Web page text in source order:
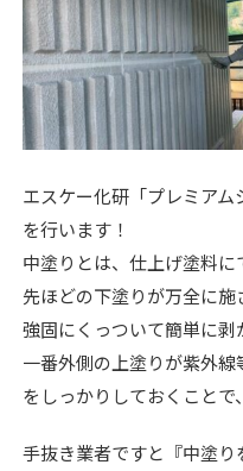
エスケー化研「プレミアム
を行います！
中塗りとは、仕上げ塗料に
先ほどの下塗りが万全に
強固にくっついて簡単に剥
一番外側の上塗りが紫外
をしっかりしておくことで
手抜き業者ですと『中塗